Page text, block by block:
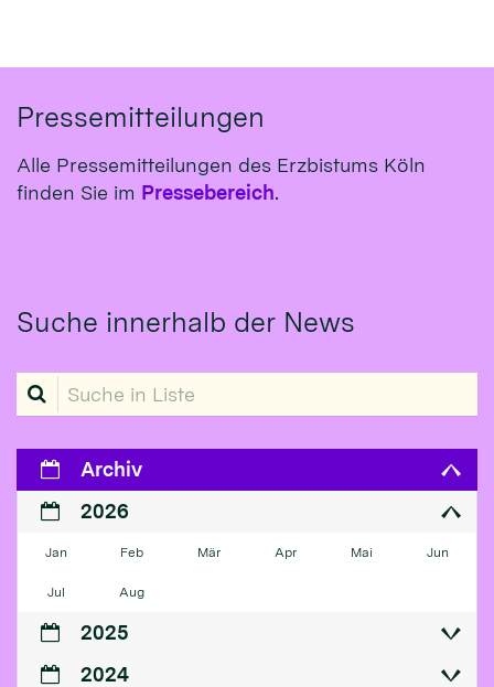
Pressemitteilungen
Alle Pressemitteilungen des Erzbistums Köln
finden Sie im Pressebereich.
Suche innerhalb der News
Suche in Liste
Archiv
2026
Jan Feb Mär Apr Mai Jun
Jul Aug
2025
2024